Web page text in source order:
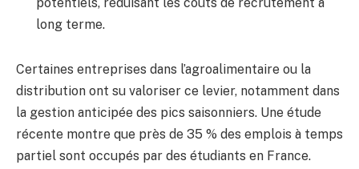
long terme.
Certaines entreprises dans l’agroalimentaire ou la
distribution ont su valoriser ce levier, notamment dans
la gestion anticipée des pics saisonniers. Une étude
récente montre que près de 35 % des emplois à temps
partiel sont occupés par des étudiants en France.